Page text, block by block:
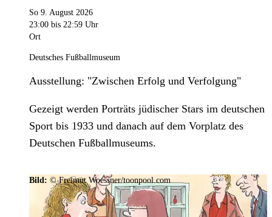
So 9. August 2026
23:00 bis 22:59 Uhr
Ort
Deutsches Fußballmuseum
Ausstellung: "Zwischen Erfolg und Verfolgung"
Gezeigt werden Porträts jüdischer Stars im deutschen
Sport bis 1933 und danach auf dem Vorplatz des
Deutschen Fußballmuseums.
Bild: © Freimut Woessner/toonpool.com